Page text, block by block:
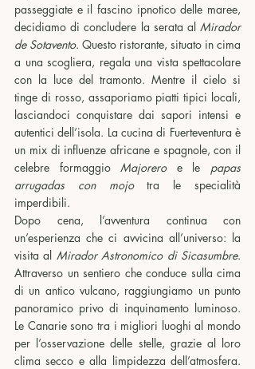
passeggiate e il fascino ipnotico delle maree,
decidiamo di concludere la serata al Mirador
de Sotavento. Questo ristorante, situato in cima
a una scogliera, regala una vista spettacolare
con la luce del tramonto. Mentre il cielo si
tinge di rosso, assaporiamo piatti tipici locali,
lasciandoci conquistare dai sapori intensi e
autentici dell’isola. La cucina di Fuerteventura è
un mix di influenze africane e spagnole, con il
celebre formaggio Majorero e le papas
arrugadas con mojo tra le specialità
imperdibili.
Dopo cena, l’avventura continua con
un’esperienza che ci avvicina all’universo: la
visita al Mirador Astronomico di Sicasumbre.
Attraverso un sentiero che conduce sulla cima
di un antico vulcano, raggiungiamo un punto
panoramico privo di inquinamento luminoso.
Le Canarie sono tra i migliori luoghi al mondo
per l’osservazione delle stelle, grazie al loro
clima secco e alla limpidezza dell’atmosfera.